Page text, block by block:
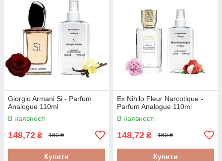
Giorgio Armani Si - Parfum
Analogue 110ml
В наявності
148,72 ₴ 169 ₴
Купити
Ex Nihilo Fleur Narcotique -
Parfum Analogue 110ml
В наявності
148,72 ₴ 169 ₴
Купити